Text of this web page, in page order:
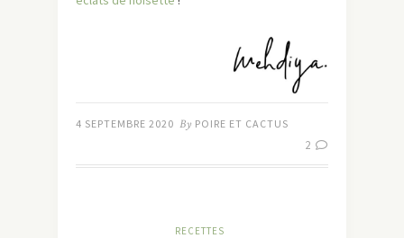
4 SEPTEMBRE 2020 By POIRE ET CACTUS
2
RECETTES